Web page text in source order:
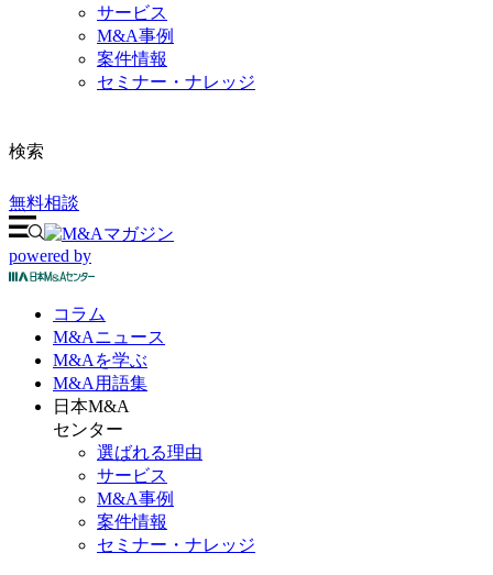
サービス
M&A事例
案件情報
セミナー・ナレッジ
検索
無料相談
powered by
コラム
M&Aニュース
M&Aを学ぶ
M&A 用語集
日本M&A
センター
選ばれる理由
サービス
M&A事例
案件情報
セミナー・ナレッジ